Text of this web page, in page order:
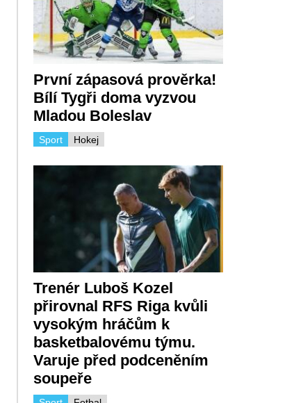
První zápasová prověrka!
Bílí Tygři doma vyzvou
Mladou Boleslav
Hokej
Sport
Trenér Luboš Kozel
přirovnal RFS Riga kvůli
vysokým hráčům k
basketbalovému týmu.
Varuje před podceněním
soupeře